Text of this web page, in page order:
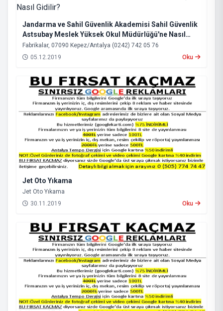
Jandarma ve Sahil Güvenlik Akademisi Sahil Güvenlik
Astsubay Meslek Yüksek Okul Müdürlüğü'ne Nasıl
Gidilir?
Fabrikalar, 07090 Kepez/Antalya (0242) 742 05 76
05.12.2019
Oku
Jet Oto Yıkama
Jet Oto Yıkama
30.11.2019
Oku